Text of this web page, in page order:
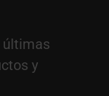
últimas
y